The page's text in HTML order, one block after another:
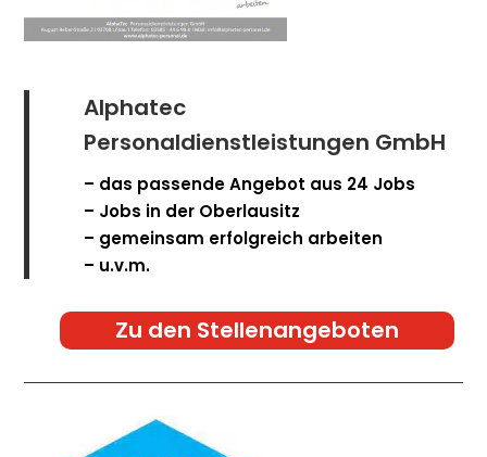
Alphatec
Personaldienstleistungen GmbH
– das passende Angebot aus 24 Jobs
– Jobs in der Oberlausitz
– gemeinsam erfolgreich arbeiten
– u.v.m.
Zu den Stellenangeboten